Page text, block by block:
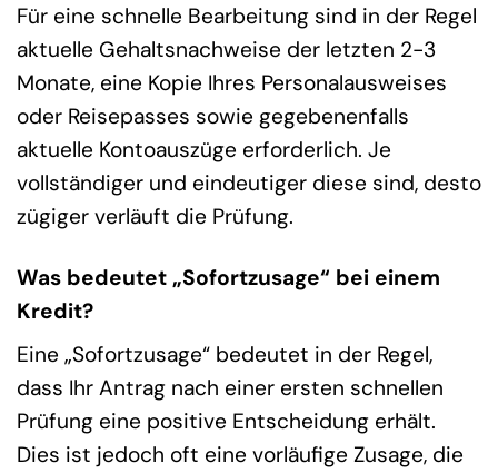
Für eine schnelle Bearbeitung sind in der Regel
aktuelle Gehaltsnachweise der letzten 2-3
Monate, eine Kopie Ihres Personalausweises
oder Reisepasses sowie gegebenenfalls
aktuelle Kontoauszüge erforderlich. Je
vollständiger und eindeutiger diese sind, desto
zügiger verläuft die Prüfung.
Was bedeutet „Sofortzusage“ bei einem
Kredit?
Eine „Sofortzusage“ bedeutet in der Regel,
dass Ihr Antrag nach einer ersten schnellen
Prüfung eine positive Entscheidung erhält.
Dies ist jedoch oft eine vorläufige Zusage, die